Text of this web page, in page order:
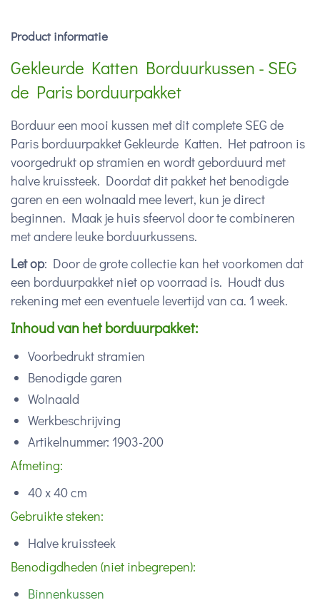
Product informatie
Gekleurde Katten Borduurkussen - SEG
de Paris borduurpakket
Borduur een mooi kussen met dit complete SEG de
Paris borduurpakket Gekleurde Katten. Het patroon is
voorgedrukt op stramien en wordt geborduurd met
halve kruissteek. Doordat dit pakket het benodigde
garen en een wolnaald mee levert, kun je direct
beginnen. Maak je huis sfeervol door te combineren
met andere leuke borduurkussens.
Let op: Door de grote collectie kan het voorkomen dat
een borduurpakket niet op voorraad is. Houdt dus
rekening met een eventuele levertijd van ca. 1 week.
Inhoud van het borduurpakket:
Voorbedrukt stramien
Benodigde garen
Wolnaald
Werkbeschrijving
Artikelnummer: 1903-200
Afmeting:
40 x 40 cm
Gebruikte steken:
Halve kruissteek
Benodigdheden (niet inbegrepen):
Binnenkussen